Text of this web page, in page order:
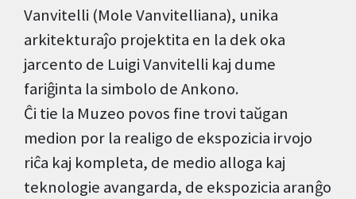
Vanvitelli (Mole Vanvitelliana), unika
arkitekturaĵo projektita en la dek oka
jarcento de Luigi Vanvitelli kaj dume
fariĝinta la simbolo de Ankono.
Ĉi tie la Muzeo povos fine trovi taŭgan
medion por la realigo de ekspozicia irvojo
riĉa kaj kompleta, de medio alloga kaj
teknologie avangarda, de ekspozicia aranĝo